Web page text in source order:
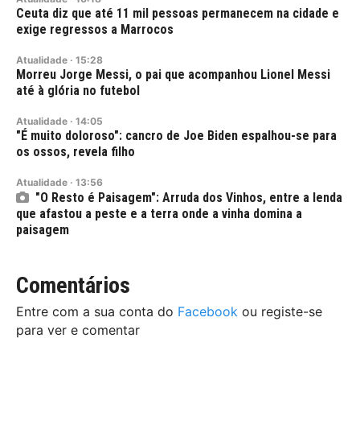
Ceuta diz que até 11 mil pessoas permanecem na cidade e
exige regressos a Marrocos
Atualidade · 15:28
Morreu Jorge Messi, o pai que acompanhou Lionel Messi
até à glória no futebol
Atualidade · 14:05
"É muito doloroso": cancro de Joe Biden espalhou-se para
os ossos, revela filho
Atualidade · 13:56
"O Resto é Paisagem": Arruda dos Vinhos, entre a lenda
que afastou a peste e a terra onde a vinha domina a
paisagem
Comentários
Entre com a sua conta do Facebook ou registe-se
para ver e comentar